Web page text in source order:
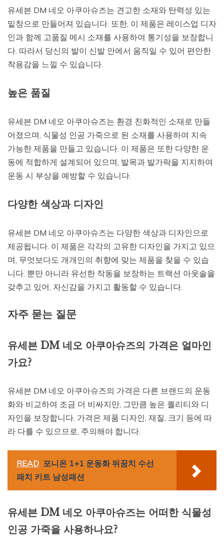
유세븐 DM 네오 아쿠아슈즈는 견고한 소재와 탄력성 있는
밑창으로 만들어져 있습니다. 또한, 이 제품은 레이스업 디자
인과 함께 고품질 메시 소재를 사용하여 통기성을 보장합니
다. 따라서 당신의 발이 신발 안에서 움직일 수 있어 편안한
착용감을 느낄 수 있습니다.
높은 품질
유세븐 DM 네오 아쿠아슈즈는 환경 친화적인 소재로 만들
어졌으며, 식물성 인공 가죽으로 된 소재를 사용하여 지속
가능한 제품을 만들고 있습니다. 이 제품은 또한 다양한 운
동에 적합하게 설계되어 있으며, 발목과 발가락을 지지하여
운동 시 부상을 예방할 수 있습니다.
다양한 색상과 디자인
유세븐 DM 네오 아쿠아슈즈는 다양한 색상과 디자인으로
제공됩니다. 이 제품은 각각의 고유한 디자인을 가지고 있으
며, 무엇보다도 개개인의 취향에 맞는 제품을 찾을 수 있습
니다. 뿐만 아니라 유선한 작동을 보장하는 트랙션 아웃솔을
갖추고 있어, 자신감을 가지고 활동할 수 있습니다.
자주 묻는 질문
유세븐 DM 네오 아쿠아슈즈의 가격은 얼마인
가요?
유세븐 DM 네오 아쿠아슈즈의 가격은 다른 브랜드의 운동
화와 비교하여 조금 더 비싸지만, 그만큼 높은 퀄리티와 디
자인을 보장합니다. 가격은 제품 디자인, 재질, 크기 등에 따
라 다를 수 있으므로, 주의해야 합니다.
READ 포니온 1+1 운동화 뒤꿈치 수선
패치 키트 남성패션
유세븐 DM 네오 아쿠아슈즈는 어떠한 식물성
인공 가죽을 사용하나요?